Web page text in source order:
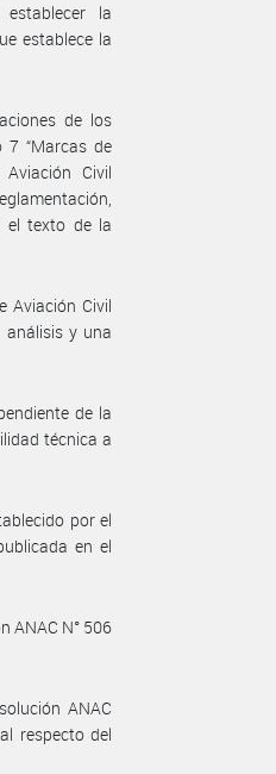
la
establece la
de los
“Marcas de
Civil
el texto de la
Aviación Civil
y una
de la
técnica a
por el
en el
ANAC N° 506
ANAC
respecto del